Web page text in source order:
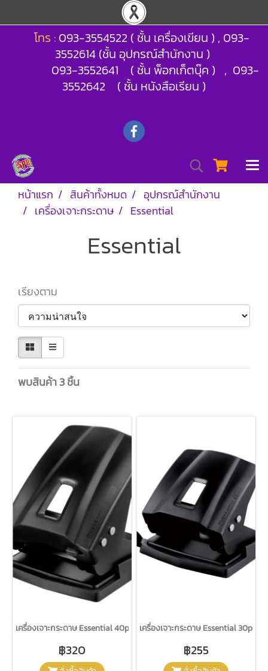
โทร : 093-3554522 ( ชั้น เครื่องเขียน ) , 093-
3552614 (ชั้น อุปกรณ์สำนักงาน )
093-3552641 ( ชั้น พ็อกเก็ตบุ๊ค ) , 093-
3552642 ( ชั้น หนังสือเรียน )
หน้าแรก สินค้าทั้งหมด
อุปกรณ์สำนักงาน
เครื่องเจาะกระดาษ
Essential
Essential
เรียงตาม
พบสินค้า 3 ชิ้น
เครื่องเจาะกระดาษ Essential 40p Maped
฿320
เครื่องเจาะกระดาษ Essential 30p
฿255